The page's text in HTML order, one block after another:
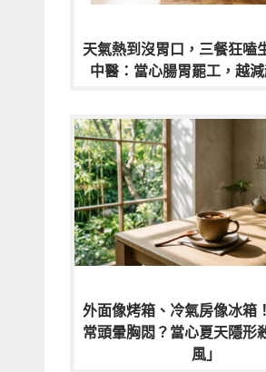
天氣熱到沒胃口，三餐狂嗑
中醫：當心腸胃罷工，越減
外面像烤箱、冷氣房像冰箱
常頭暈胸悶？當心夏天隱形
風」